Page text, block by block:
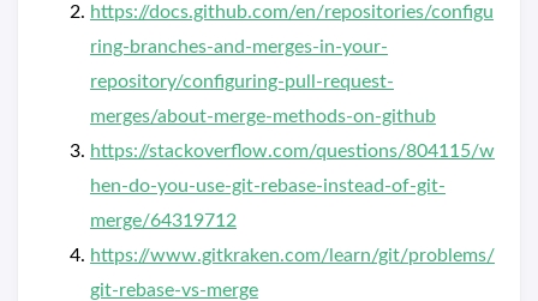
https://docs.github.com/en/repositories/configu
ring-branches-and-merges-in-your-
repository/configuring-pull-request-
merges/about-merge-methods-on-github
https://stackoverflow.com/questions/804115/w
hen-do-you-use-git-rebase-instead-of-git-
merge/64319712
https://www.gitkraken.com/learn/git/problems/
git-rebase-vs-merge